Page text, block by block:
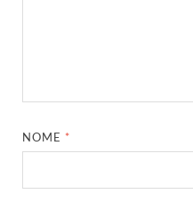
NOME *